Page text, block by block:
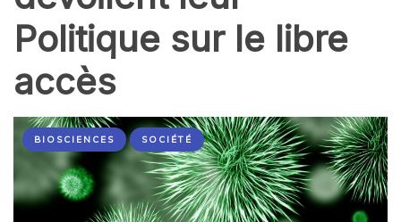
Politique sur le libre
accès
BIOSCIENCES SOCIÉTÉ